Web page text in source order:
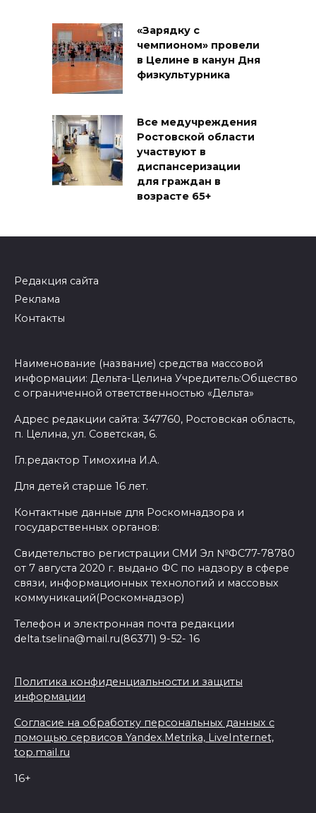
«Зарядку с
чемпионом» провели
в Целине в канун Дня
физкультурника
Все медучреждения
Ростовской области
участвуют в
диспансеризации
для граждан в
возрасте 65+
Редакция сайта
Реклама
Контакты
Наименование (название) средства массовой
информации: Дельта-Целина Учредитель:Общество
с ограниченной ответственностью «Дельта»
Адрес редакции сайта: 347760, Ростовская область,
п. Целина, ул. Советская, 6.
Гл.редактор Тимохина И.А.
Для детей старше 16 лет.
Контактные данные для Роскомнадзора и
государственных органов:
Свидетельство регистрации СМИ Эл №ФС77-78780
от 7 августа 2020 г. выдано ФС по надзору в сфере
связи, информационных технологий и массовых
коммуникаций(Роскомнадзор)
Телефон и электронная почта редакции
delta.tselina@mail.ru(86371) 9-52- 16
Политика конфиденциальности и защиты
информации
Согласие на обработку персональных данных с
помощью сервисов Yandex.Metrika, LiveInternet,
top.mail.ru
16+